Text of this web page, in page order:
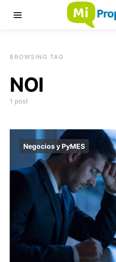
BROWSING TAG
NOI
1 post
Negocios y PyMES